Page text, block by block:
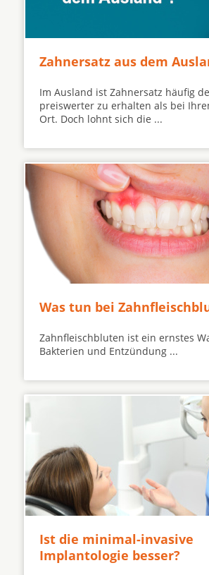
Zahnersatz aus dem
Im Ausland ist Zahnersatz häufig
preiswerter zu erhalten als bei
Ort. Doch lohnt sich die ...
Was tun bei
Zahnfleischbluten ist ein ernstes
Bakterien und Entzündung ...
Ist die minimal-invasive
Implantologie besser?